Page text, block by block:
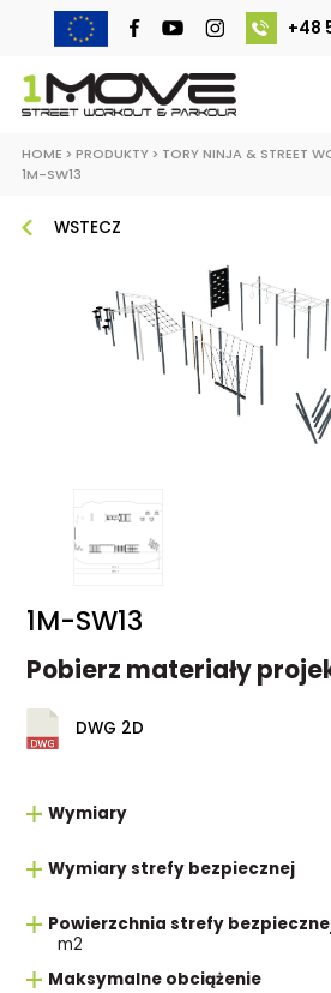
+48
HOME > PRODUKTY> TORY NINJA & STREET
1M-SW13
WSTECZ
1M-SW13
Pobierz materiały
DWG 2D
Wymiary
Wymiary strefy bezpiecznej
Powierzchnia strefy
m2
Maksymalne obciążenie